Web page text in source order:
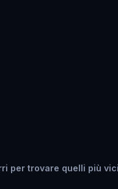
per trovare quelli più